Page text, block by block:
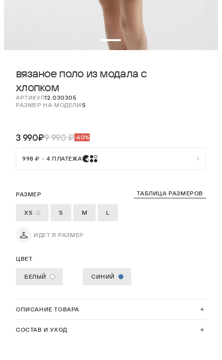
вязаное поло из модала с
хлопком
АРТИКУЛ12.030305
РАЗМЕР НА МОДЕЛИS
ОПИСАНИЕ ТОВАРА
СОСТАВ И УХОД
РАЗМЕР ТАБЛИЦА РАЗМЕРОВ
XS S M L
ИДЕТ В РАЗМЕР
ЦВЕТ
БЕЛЫЙ СИНИЙ
3 990₽9 990 ₽-60%
998 ₽ × 4 ПЛАТЕЖА